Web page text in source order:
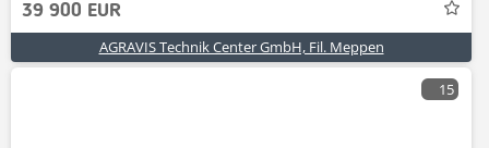
39 900 EUR
AGRAVIS Technik Center GmbH, Fil. Meppen
15